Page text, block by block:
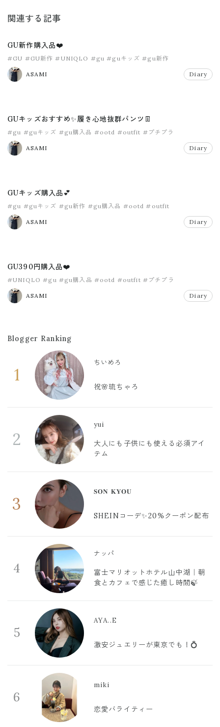
関連する記事
GU新作購入品❤️
#GU #GU新作 #UNIQLO #gu #guキッズ #gu新作
ASAMI Diary
GUキッズおすすめ✨履き心地抜群パンツ👖
#gu #guキッズ #gu購入品 #ootd #outfit #プチプラ
ASAMI Diary
GUキッズ購入品💕
#gu #guキッズ #gu新作 #gu購入品 #ootd #outfit
ASAMI Diary
GU390円購入品❤️
#UNIQLO #gu #gu購入品 #ootd #outfit #プチプラ
ASAMI Diary
Blogger Ranking
1
ちいめろ
祝🌸琉ちゃろ
2
yui
大人にも子供にも使える必須アイ
テム
3
𝐒𝐎𝐍 𝐊𝐘𝐎𝐔
SHEINコーデ✨20%クーポン配布
4
ナッパ
富士マリオットホテル山中湖｜朝
食とカフェで感じた癒し時間🍃
5
AYA..E
激安ジュエリーが東京でも！💍
6
miki
恋愛バライティー